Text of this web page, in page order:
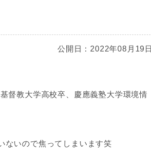
公開日：2022年08月19日
督教大学高校卒、慶應義塾大学環境情
ないので焦ってしまいます笑